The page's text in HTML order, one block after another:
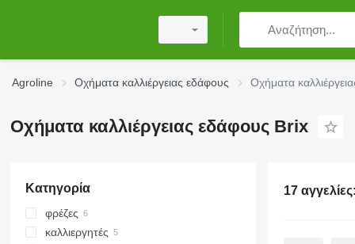
Agroline Οχήματα καλλιέργειας εδάφους Οχήματα
Οχήματα καλλιέργειας εδάφους Brix
Κατηγορία
φρέζες
καλλιεργητές
17 αγγελίες: